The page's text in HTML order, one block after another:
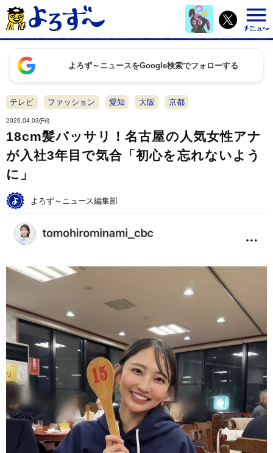
よろず～ニュースをGoogle検索でフォローする
テレビ ファッション 愛知 大阪 京都
2026.04.03(Fri)
18cm髪バッサリ！名古屋の人気女性アナ
が入社3年目で気合「初心を忘れないよう
に」
よろず～ニュース編集部